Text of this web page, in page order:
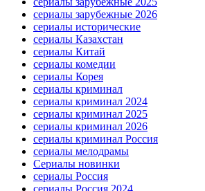
сериалы зарубежные 2026
сериалы исторические
сериалы Казахстан
сериалы Китай
сериалы комедии
сериалы Корея
сериалы криминал
сериалы криминал 2024
сериалы криминал 2025
сериалы криминал 2026
сериалы криминал Россия
сериалы мелодрамы
Сериалы новинки
сериалы Россия
сериалы Россия 2024